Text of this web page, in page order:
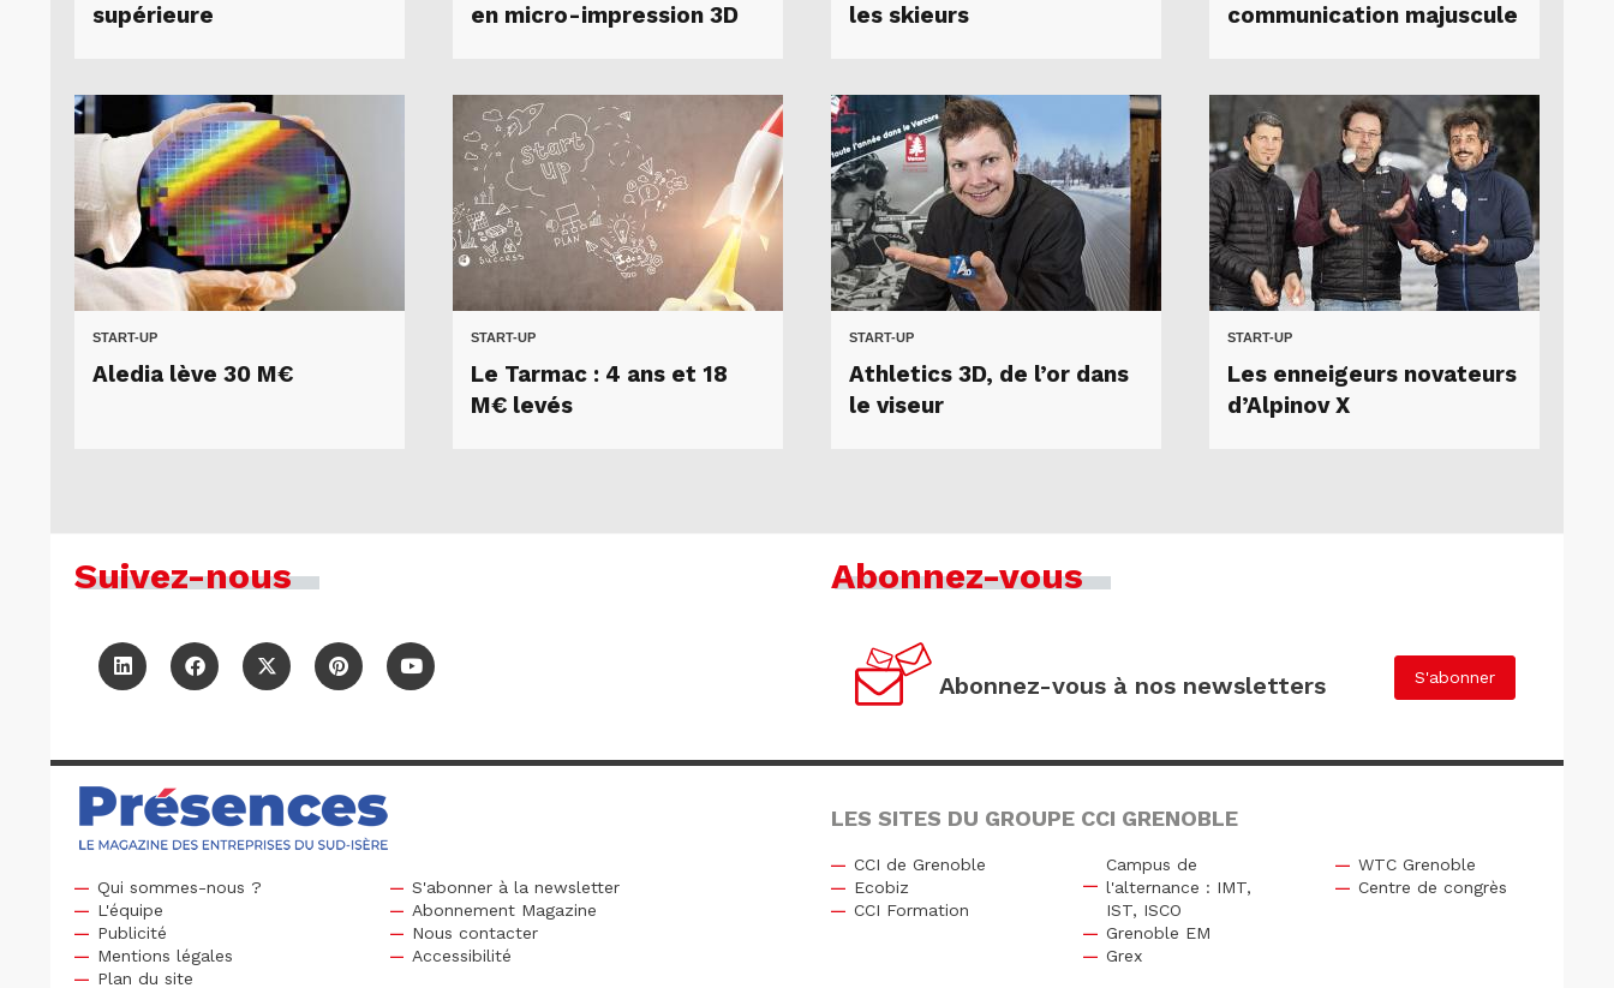
supérieure
en micro-impression 3D
les skieurs
communication majuscule
START-UP
Aledia lève 30 M€
START-UP
Le Tarmac : 4 ans et 18
M€ levés
START-UP
Athletics 3D, de l’or dans
le viseur
START-UP
Les enneigeurs novateurs
d’Alpinov X
Suivez-nous Abonnez-vous
Abonnez-vous à nos newsletters S'abonner
Qui sommes-nous ?
L'équipe
Publicité
S'abonner à la newsletter
Abonnement Magazine
Nous contacter
Mentions légales
Plan du site
Accessibilité
LES SITES DU GROUPE CCI GRENOBLE
CCI de Grenoble
Ecobiz
CCI Formation
Campus de
l'alternance : IMT,
IST, ISCO
Grenoble EM
Grex
WTC Grenoble
Centre de congrès